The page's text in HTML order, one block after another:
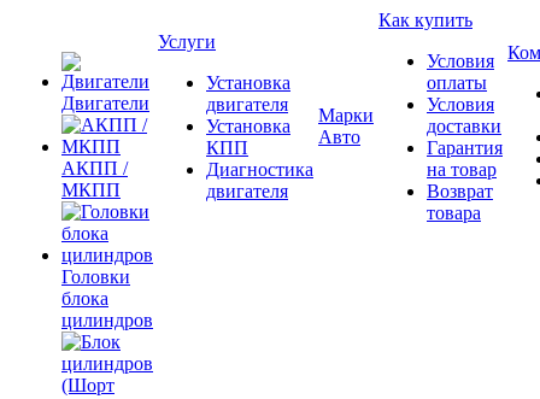
Двигатели
АКПП /
МКПП
Головки
блока
цилиндров
Услуги
Установка
двигателя
Установка
КПП
Диагностика
двигателя
Марки
Авто
Как купить
Условия
оплаты
Условия
доставки
Гарантия
на товар
Возврат
товара